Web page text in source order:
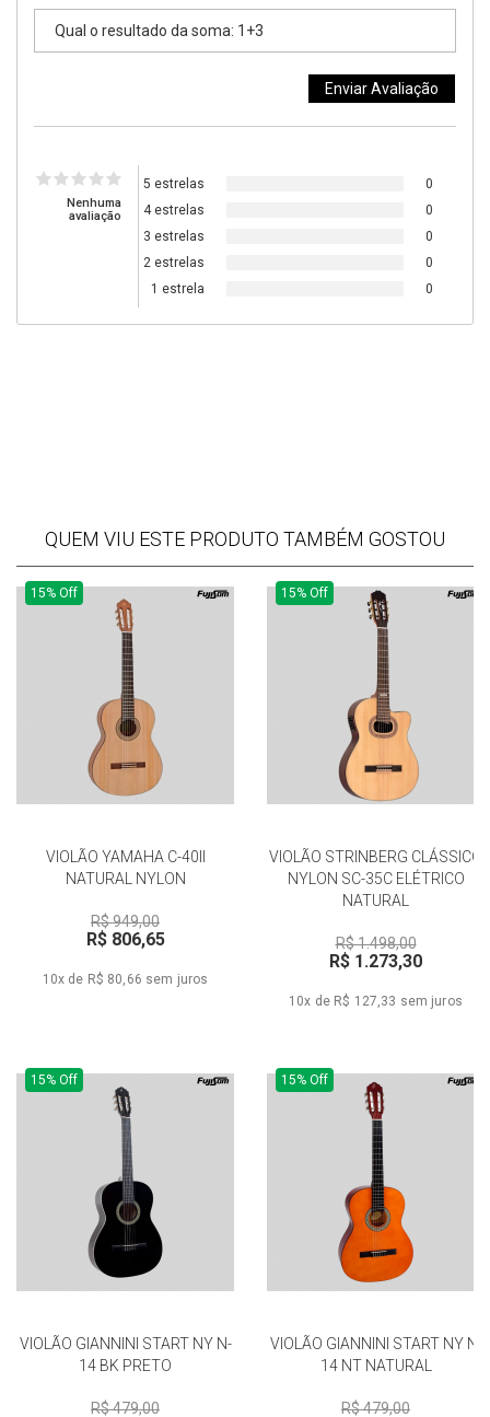
Nenhuma
avaliação
5 estrelas
0
4 estrelas
0
3 estrelas
0
2 estrelas
0
1 estrela
0
QUEM VIU ESTE PRODUTO TAMBÉM GOSTOU
15% Off
VIOLÃO YAMAHA C-40II
NATURAL NYLON
R$ 949,00
R$ 806,65
10x de R$ 80,66 sem juros
15% Off
VIOLÃO STRINBERG CLÁSSICO
NYLON SC-35C ELÉTRICO
NATURAL
R$ 1.498,00
R$ 1.273,30
10x de R$ 127,33 sem juros
15% Off
VIOLÃO GIANNINI START NY N-
14 BK PRETO
R$ 479,00
15% Off
VIOLÃO GIANNINI START NY N-
14 NT NATURAL
R$ 479,00